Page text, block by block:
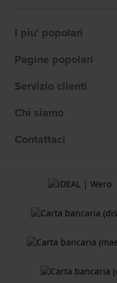
I piu' popolari
Pagine popolari
Servizio clienti
Chi siamo
Contattaci